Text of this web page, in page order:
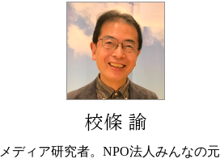
校條 諭
メディア研究者。NPO法人みんなの元